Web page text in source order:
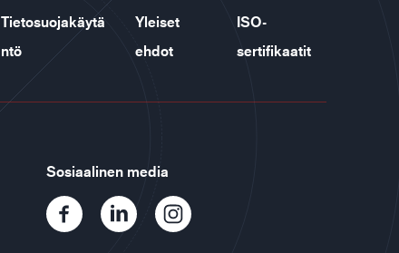
Tietosuojakäytä
ntö
Yleiset
ehdot
ISO-
sertifikaatit
Sosiaalinen media